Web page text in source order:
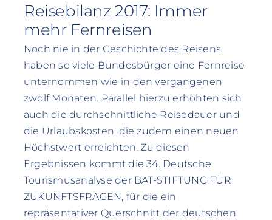
Reisebilanz 2017: Immer
mehr Fernreisen
Noch nie in der Geschichte des Reisens
haben so viele Bundesbürger eine Fernreise
unternommen wie in den vergangenen
zwölf Monaten. Parallel hierzu erhöhten sich
auch die durchschnittliche Reisedauer und
die Urlaubskosten, die zudem einen neuen
Höchstwert erreichten. Zu diesen
Ergebnissen kommt die 34. Deutsche
Tourismusanalyse der BAT-STIFTUNG FÜR
ZUKUNFTSFRAGEN, für die ein
repräsentativer Querschnitt der deutschen